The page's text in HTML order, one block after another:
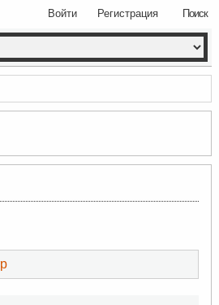
Поиск
Войти Регистрация